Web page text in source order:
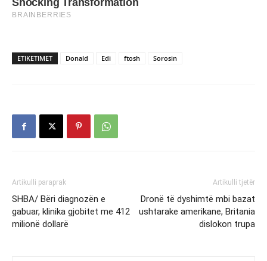
ETIKETIMET Donald Edi ftosh Sorosin
Artikulli paraprak
SHBA/ Bëri diagnozën e
gabuar, klinika gjobitet me 412
milionë dollarë
Artikulli tjetër
Dronë të dyshimtë mbi bazat
ushtarake amerikane, Britania
dislokon trupa